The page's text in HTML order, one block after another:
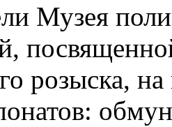
Музея
розыска,